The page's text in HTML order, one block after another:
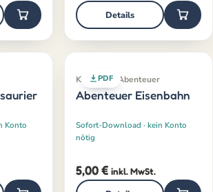
Details
Konto
PDF
Klassiker · Abenteuer
Abenteuer Eisenbahn
Sofort-Download · kein Konto
nötig
5,00€ inkl. MwSt.